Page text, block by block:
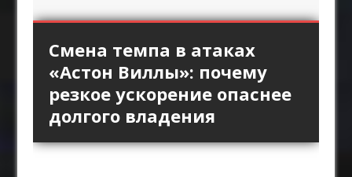
«Интер» против высокой
линии «Барселоны»:
пространство за защитой
как главный ресурс атаки
Длинный пас и борьба за
второй мяч: зачем клубы
Английской премьер-лиги
возвращают прямой
футбол
Стандарты «Арсенала»
как продолжение
позиционной атаки
Смена темпа в атаках
«Астон Виллы»: почему
резкое ускорение опаснее
долгого владения
«Брага» против
персонального прессинга:
как ротации освобождают
пространство между
линиями